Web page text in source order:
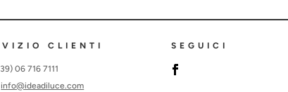
CLIENTI
06 716 7111
info@ideadiluce.com
SEGUICI